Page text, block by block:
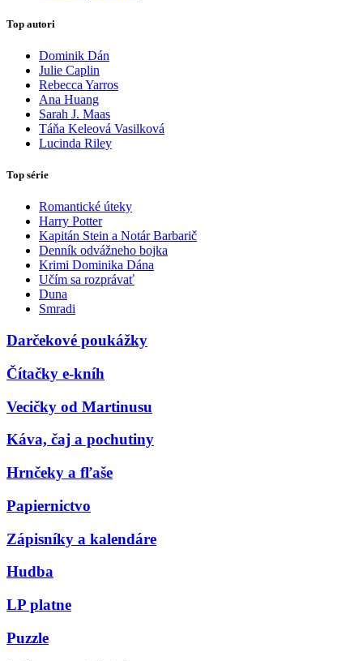
Top autori
Dominik Dán
Julie Caplin
Rebecca Yarros
Ana Huang
Sarah J. Maas
Táňa Keleová Vasilková
Lucinda Riley
Top série
Romantické úteky
Harry Potter
Kapitán Stein a Notár Barbarič
Denník odvážneho bojka
Krimi Dominika Dána
Učím sa rozprávať
Duna
Smradi
Darčekové poukážky
Čítačky e-kníh
Vecičky od Martinusu
Káva, čaj a pochutiny
Hrnčeky a fľaše
Papiernictvo
Zápisníky a kalendáre
Hudba
LP platne
Puzzle